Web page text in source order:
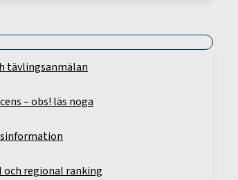
tävlingsanmälan
– obs! läs noga
regional ranking